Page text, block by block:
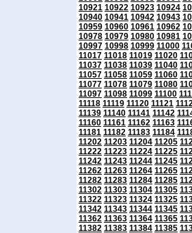
10921 10922 10923 10924
10940 10941 10942 10943
10959 10960 10961 10962
10978 10979 10980 10981
10997 10998 10999 11000
11017 11018 11019 11020
11037 11038 11039 11040
11057 11058 11059 11060
11077 11078 11079 11080
11097 11098 11099 11100
11118 11119 11120 11121
11139 11140 11141 11142
11160 11161 11162 11163
11181 11182 11183 11184
11202 11203 11204 11205
11222 11223 11224 11225
11242 11243 11244 11245
11262 11263 11264 11265
11282 11283 11284 11285
11302 11303 11304 11305
11322 11323 11324 11325
11342 11343 11344 11345
11362 11363 11364 11365
11382 11383 11384 11385